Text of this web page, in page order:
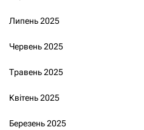
Липень 2025
Червень 2025
Травень 2025
Квітень 2025
Березень 2025